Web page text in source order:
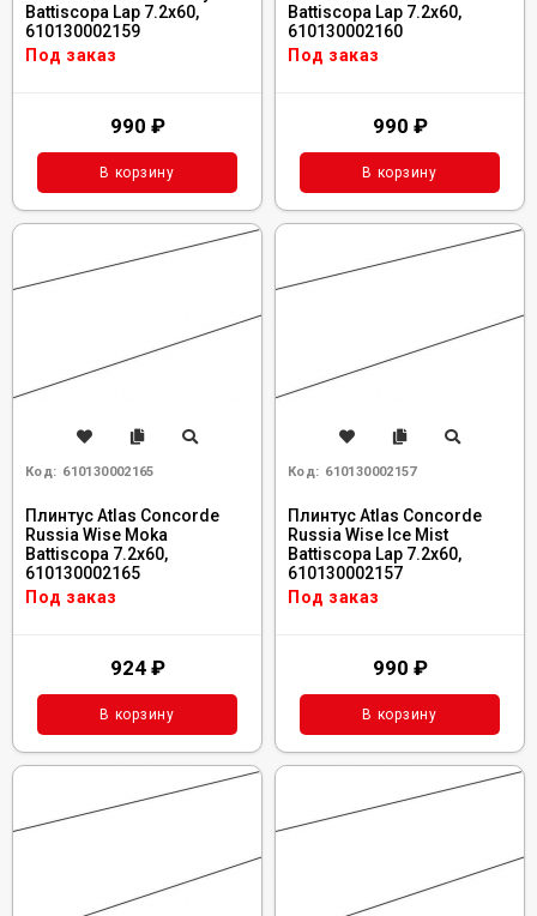
Battiscopa Lap 7.2x60,
610130002159
Под заказ
990 ₽
В корзину
Battiscopa Lap 7.2x60,
610130002160
Под заказ
990 ₽
В корзину
Код: 610130002165
Плинтус Atlas Concorde
Russia Wise Moka
Battiscopa 7.2x60,
610130002165
Под заказ
924 ₽
В корзину
Код: 610130002157
Плинтус Atlas Concorde
Russia Wise Ice Mist
Battiscopa Lap 7.2x60,
610130002157
Под заказ
990 ₽
В корзину